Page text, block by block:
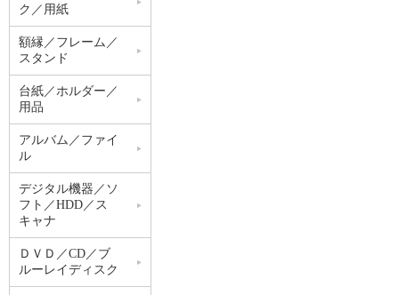
ク／用紙
額縁／フレーム／
スタンド
台紙／ホルダー／
用品
アルバム／ファイ
ル
デジタル機器／ソ
フト／HDD／ス
キャナ
ＤＶＤ／CD／ブ
ルーレイディスク